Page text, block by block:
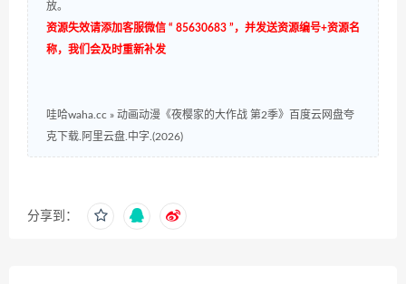
放。
资源失效请添加客服微信 “ 85630683 ”，并发送资源编号+资源名
称，我们会及时重新补发
哇哈waha.cc » 动画动漫《夜樱家的大作战 第2季》百度云网盘夸
克下载.阿里云盘.中字.(2026)
分享到：